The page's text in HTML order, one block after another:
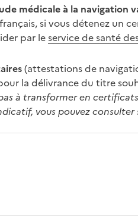
médicale à la navigation
si vous détenez un
par leservice de santé
(attestations de
la délivrance du titre
à transformer en
vous pouvez consulter